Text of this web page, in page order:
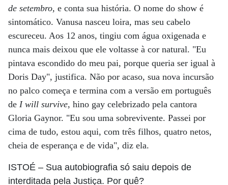
de setembro, e conta sua história. O nome do show é
sintomático. Vanusa nasceu loira, mas seu cabelo
escureceu. Aos 12 anos, tingiu com água oxigenada e
nunca mais deixou que ele voltasse à cor natural. "Eu
pintava escondido do meu pai, porque queria ser igual à
Doris Day", justifica. Não por acaso, sua nova incursão
no palco começa e termina com a versão em português
de I will survive, hino gay celebrizado pela cantora
Gloria Gaynor. "Eu sou uma sobrevivente. Passei por
cima de tudo, estou aqui, com três filhos, quatro netos,
cheia de esperança e de vida", diz ela.
ISTOÉ – Sua autobiografia só saiu depois de
interditada pela Justiça. Por quê?